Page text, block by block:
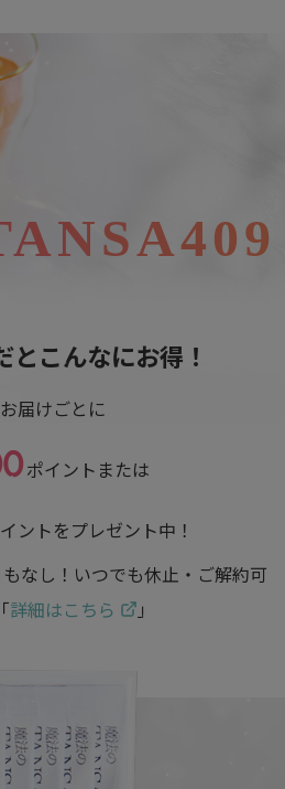
とこんなにお得！
届けごとに
ポイントまたは
ントをプレゼント中！
なし！いつでも休止・ご解約可
詳細はこちら 」